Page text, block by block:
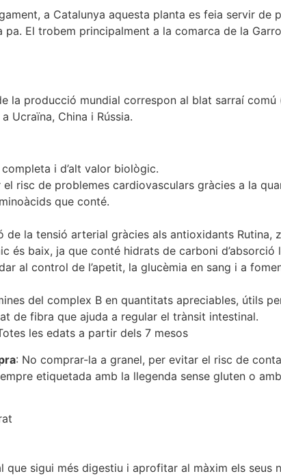
a Catalunya aquesta planta es feia servir de
pa. El trobem principalment a la comarca de la
la producció mundial correspon al blat sarraí comú
Ucraïna, China i Rússia.
i d’alt valor biològic.
risc de problemes cardiovasculars gràcies a la
que conté.
de la tensió arterial gràcies als antioxidants Rutina,
és baix, ja que conté hidrats de carboni d’absorció
al control de l’apetit, la glucèmia en sang i a
del complex B en quantitats apreciables, útils
de fibra que ajuda a regular el trànsit intestinal.
les edats a partir dels 7 mesos
: No comprar-la a granel, per evitar el risc de
etiquetada amb la llegenda sense gluten o
que sigui més digestiu i aprofitar al màxim els seus